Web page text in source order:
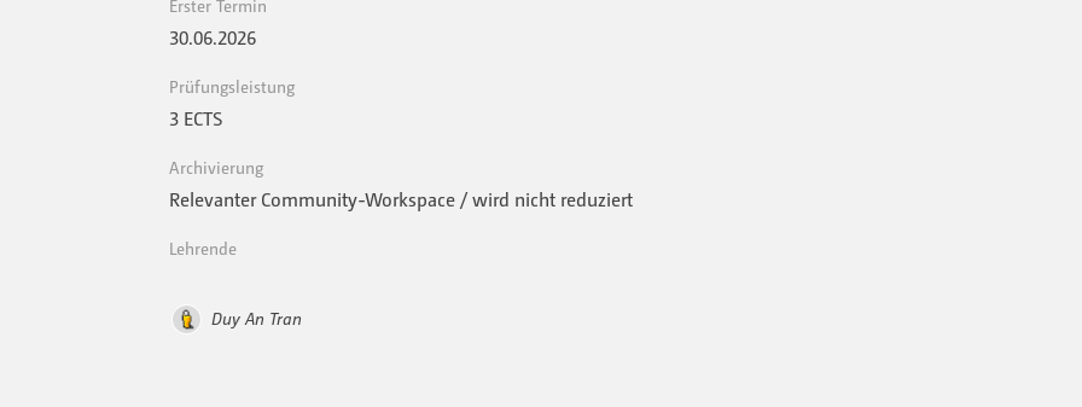
Erster Termin
30.06.2026
Prüfungsleistung
3 ECTS
Archivierung
Relevanter Community-Workspace / wird nicht reduziert
Lehrende
Duy An Tran